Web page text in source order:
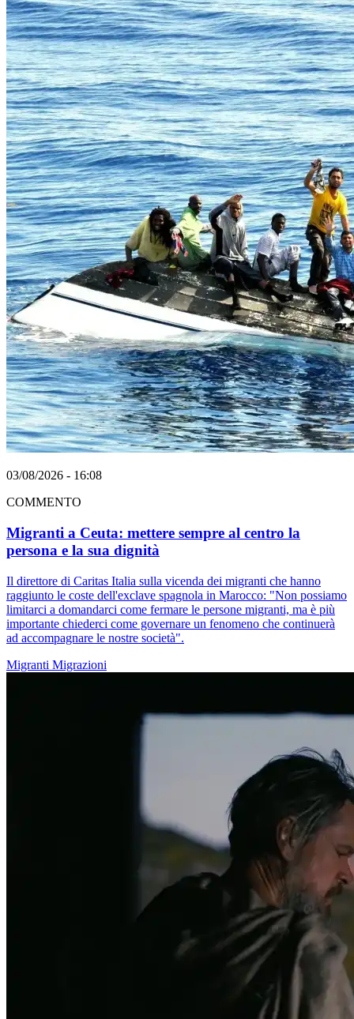
03/08/2026 - 16:08
COMMENTO
Migranti a Ceuta: mettere sempre al centro la
persona e la sua dignità
Il direttore di Caritas Italia sulla vicenda dei migranti che hanno
raggiunto le coste dell'exclave spagnola in Marocco: "Non possiamo
limitarci a domandarci come fermare le persone migranti, ma è più
importante chiederci come governare un fenomeno che continuerà
ad accompagnare le nostre società".
Migranti Migrazioni